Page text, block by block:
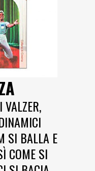
VALZER,
SI BALLA E
COME SI